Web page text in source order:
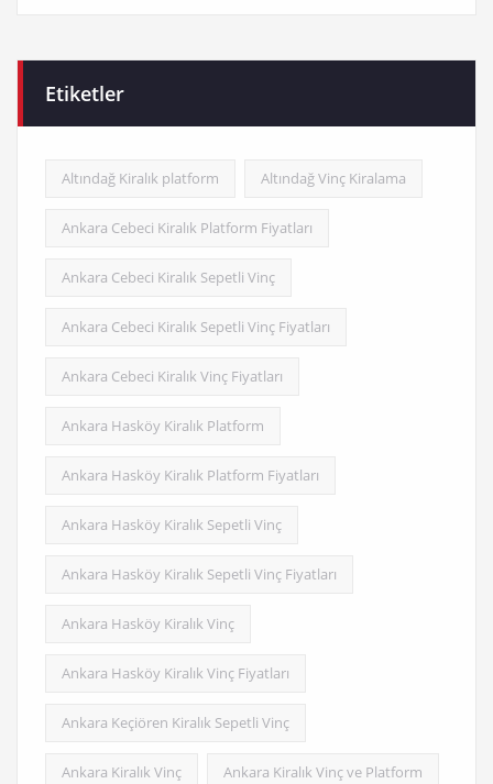
Etiketler
Altındağ Kiralık platform Altındağ Vinç Kiralama
Ankara Cebeci Kiralık Platform Fiyatları
Ankara Cebeci Kiralık Sepetli Vinç
Ankara Cebeci Kiralık Sepetli Vinç Fiyatları
Ankara Cebeci Kiralık Vinç Fiyatları
Ankara Hasköy Kiralık Platform
Ankara Hasköy Kiralık Platform Fiyatları
Ankara Hasköy Kiralık Sepetli Vinç
Ankara Hasköy Kiralık Sepetli Vinç Fiyatları
Ankara Hasköy Kiralık Vinç
Ankara Hasköy Kiralık Vinç Fiyatları
Ankara Keçiören Kiralık Sepetli Vinç
Ankara Kiralık Vinç Ankara Kiralık Vinç ve Platform